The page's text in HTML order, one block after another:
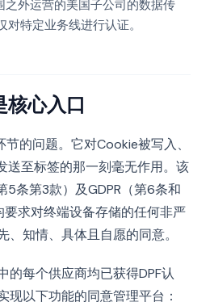
之外运营的美国子公司的数据传
特定业务线进行认证。
心入口
的问题。它对Cookie被写入、
送至标签的那一刻毫无作用。该
5条第3款）及GDPR（第6条和
求对终端设备存储的任何非严
知情、具体且自愿的同意。
的每个供应商均已获得DPF认
现以下功能的同意管理平台：